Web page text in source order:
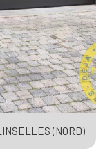
(NORD)